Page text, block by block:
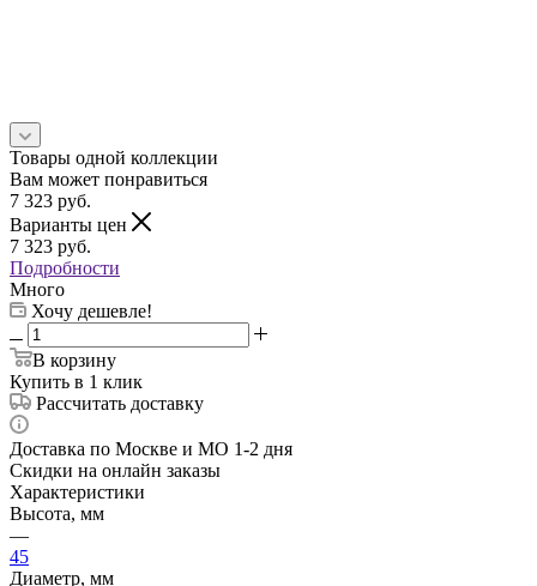
Товары одной коллекции
Вам может понравиться
7 323 руб.
Варианты цен
7 323 руб.
Подробности
Много
Хочу дешевле!
В корзину
Купить в 1 клик
Рассчитать доставку
Доставка по Москве и МО 1-2 дня
Скидки на онлайн заказы
Характеристики
Высота, мм
—
45
Диаметр, мм